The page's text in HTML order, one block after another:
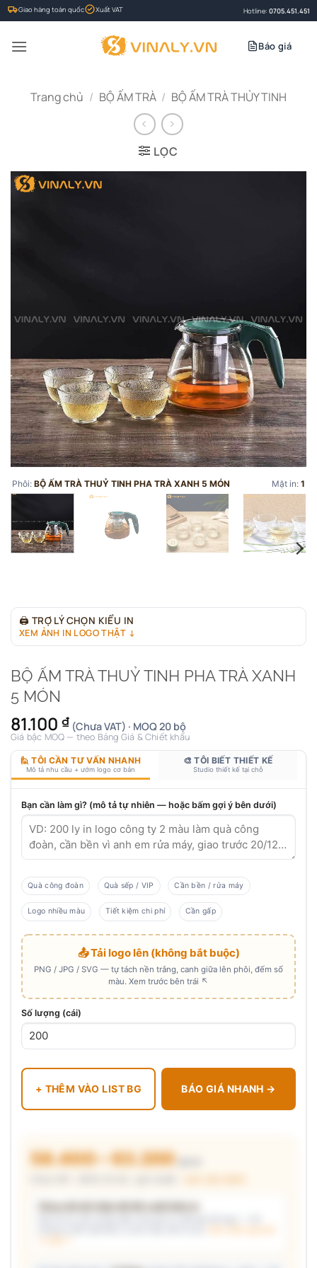
Bỏ
qua
nội
Giao hàng toàn quốc Xuất VAT Hotline: 0705.451.451
Báo giá
Trang chủ / BỘ ẤM TRÀ / BỘ ẤM TRÀ THỦY TINH
LỌC
Phôi: BỘ ẤM TRÀ THUỶ TINH PHA TRÀ XANH 5 MÓN Mặt in: 1
🖨 TRỢ LÝ CHỌN KIỂU IN
XEM ẢNH IN LOGO THẬT ↓
BỘ ẤM TRÀ THUỶ TINH PHA TRÀ XANH
5 MÓN
81.100 ₫ (Chưa VAT) · MOQ 20 bộ
Giá bậc MOQ — theo Bảng Giá & Chiết khấu
🙋 TÔI CẦN TƯ VẤN NHANH
Mô tả nhu cầu + ướm logo cơ bản
🎨 TÔI BIẾT THIẾT KẾ
Studio thiết kế tại chỗ
Bạn cần làm gì? (mô tả tự nhiên — hoặc bấm gợi ý bên dưới)
Quà công đoàn Quà sếp / VIP Cần bền / rửa máy
Logo nhiều màu Tiết kiệm chi phí Cần gấp
📤 Tải logo lên (không bắt buộc)
PNG / JPG / SVG — tự tách nền trắng, canh giữa lên phôi, đếm số
màu. Xem trước bên trái ↖
Số lượng (cái)
+ THÊM VÀO LIST BG BÁO GIÁ NHANH →
58.400 – 63.200